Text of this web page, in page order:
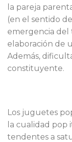
la pareja
(en el sentido
emergencia del
elaboración de
Además,
constituyente.
Los juguetes
la cualidad pop
tendentes a